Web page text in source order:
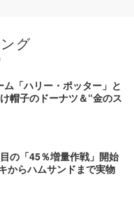
グ
「ハリー・ポッター」と
帽子のドーナツ＆“金のス
の「45％増量作戦」開始
からハムサンドまで実物